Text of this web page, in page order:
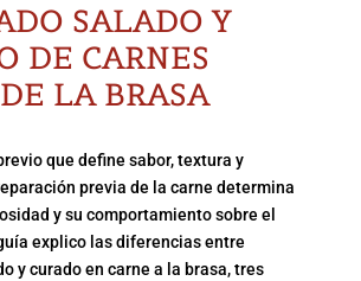
SALADO Y
DE CARNES
LA BRASA
que define sabor, textura y
previa de la carne determina
y su comportamiento sobre el
explico las diferencias entre
y curado en carne a la brasa, tres